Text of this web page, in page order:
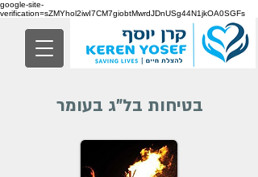
google-site-
verification=sZMYhol2iwI7CM7giobtMwrdJDnUSg44N1jkOA0SGFs
בטיחות בל"ג בעומר